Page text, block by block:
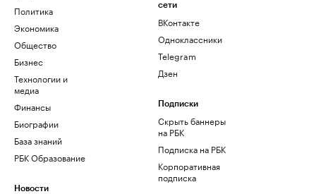
Политика
Экономика
Общество
Бизнес
Технологии и
медиа
Финансы
Биографии
База знаний
РБК Образование
Новости
сети
ВКонтакте
Одноклассники
Telegram
Дзен
Подписки
Скрыть баннеры
на РБК
Подписка на РБК
Корпоративная
подписка